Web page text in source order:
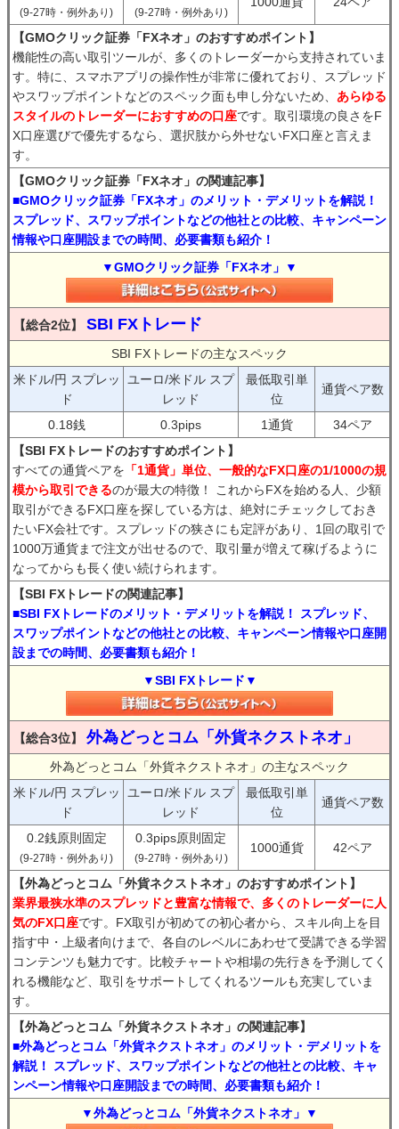
(9-27時・例外あり) (9-27時・例外あり)
【GMOクリック証券「FXネオ」のおすすめポイント】
機能性の高い取引ツールが、多くのトレーダーから支持されていま
す。特に、スマホアプリの操作性が非常に優れており、スプレッド
やスワップポイントなどのスペック面も申し分ないため、 あらゆる
スタイルのトレーダーにおすすめの口座です。取引環境の良さをF
X口座選びで優先するなら、選択肢から外せないFX口座と言えま
す。
【GMOクリック証券「FXネオ」の関連記事】
■GMOクリック証券「FXネオ」のメリット・デメリットを解説！
スプレッド、スワップポイントなどの他社との比較、キャンペーン
情報や口座開設までの時間、必要書類も紹介！
▼GMOクリック証券「FXネオ」▼
【総合2位】 SBI FXトレード
SBI FXトレードの主なスペック
米ドル/円 スプレッ
ド
ユーロ/米ドル スプ
レッド
最低取引単
位
通貨ペア数
0.18銭 0.3pips 1通貨
34ペア
【SBI FXトレードのおすすめポイント】
すべての通貨ペアを 「1通貨」単位、一般的なFX口座の1/1000の規
模から取引できるのが最大の特徴！ これからFXを始める人、少額
取引ができるFX口座を探している方は、絶対にチェックしておき
たいFX会社です。スプレッドの狭さにも定評があり、1回の取引で
1000万通貨まで注文が出せるので、取引量が増えて稼げるように
なってからも長く使い続けられます。
【SBI FXトレードの関連記事】
■SBI FXトレードのメリット・デメリットを解説！ スプレッド、
スワップポイントなどの他社との比較、キャンペーン情報や口座開
設までの時間、必要書類も紹介！
▼SBI FXトレード▼
【総合3位】 外為どっとコム「外貨ネクストネオ」
外為どっとコム「外貨ネクストネオ」の主なスペック
米ドル/円 スプレッ
ド
ユーロ/米ドル スプ
レッド
最低取引単
位
通貨ペア数
0.2銭原則固定
(9-27時・例外あり)
0.3pips原則固定
(9-27時・例外あり)
1000通貨 42ペア
【外為どっとコム「外貨ネクストネオ」のおすすめポイント】
業界最狭水準のスプレッドと豊富な情報で、多くのトレーダーに人
気のFX口座です。FX取引が初めての初心者から、スキル向上を目
指す中・上級者向けまで、各自のレベルにあわせて受講できる学習
コンテンツも魅力です。比較チャートや相場の先行きを予測してく
れる機能など、取引をサポートしてくれるツールも充実していま
す。
【外為どっとコム「外貨ネクストネオ」の関連記事】
■外為どっとコム「外貨ネクストネオ」のメリット・デメリットを
解説！ スプレッド、スワップポイントなどの他社との比較、キャ
ンペーン情報や口座開設までの時間、必要書類も紹介！
▼外為どっとコム「外貨ネクストネオ」▼